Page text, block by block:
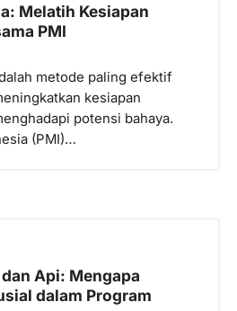
Melatih Kesiapan
PMI
metode paling efektif
kesiapan
potensi bahaya.
(PMI)…
Api: Mengapa
dalam Program